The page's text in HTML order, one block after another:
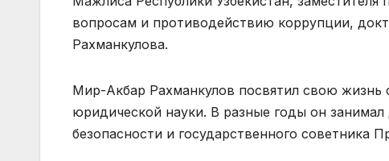
вопросам и противодействию коррупции,
Рахманкулова.
Мир-Акбар Рахманкулов посвятил свою жизнь
юридической науки. В разные годы он
безопасности и государственного советника